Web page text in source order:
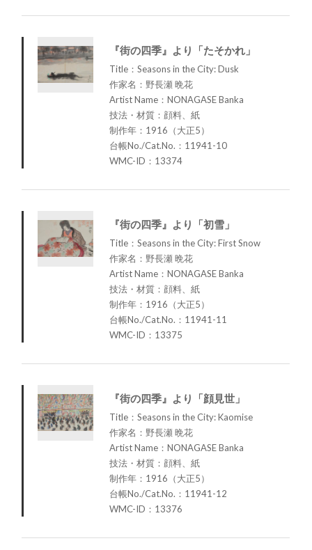
『街の四季』より「たそかれ」
Title：Seasons in the City: Dusk
作家名：野長瀬 晩花
Artist Name：NONAGASE Banka
技法・材質：顔料、紙
制作年：1916（大正5）
台帳No./Cat.No.：11941-10
WMC-ID：13374
『街の四季』より「初雪」
Title：Seasons in the City: First Snow
作家名：野長瀬 晩花
Artist Name：NONAGASE Banka
技法・材質：顔料、紙
制作年：1916（大正5）
台帳No./Cat.No.：11941-11
WMC-ID：13375
『街の四季』より「顔見世」
Title：Seasons in the City: Kaomise
作家名：野長瀬 晩花
Artist Name：NONAGASE Banka
技法・材質：顔料、紙
制作年：1916（大正5）
台帳No./Cat.No.：11941-12
WMC-ID：13376